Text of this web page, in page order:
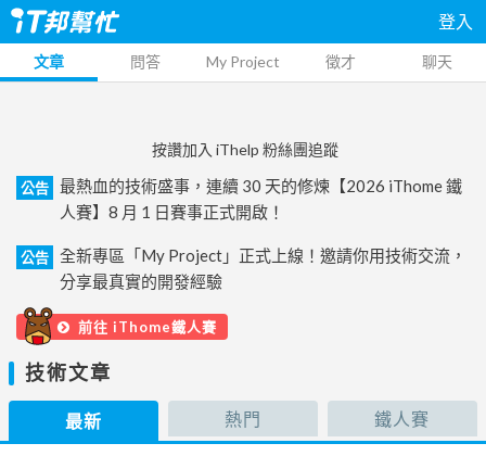
登入
文章 問答 My Project 徵才 聊天
按讚加入 iThelp 粉絲團追蹤
公告
最熱血的技術盛事，連續 30 天的修煉【2026 iThome 鐵
人賽】8 月 1 日賽事正式開啟！
公告
全新專區「My Project」正式上線！邀請你用技術交流，
分享最真實的開發經驗
前往 iThome鐵人賽
技術文章
最新 熱門 鐵人賽